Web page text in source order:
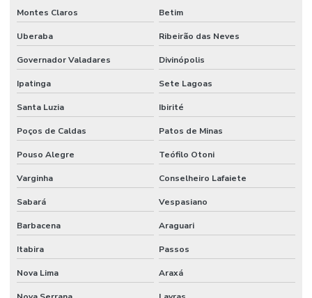
Montes Claros Betim
Uberaba Ribeirão das Neves
Governador Valadares Divinópolis
Ipatinga Sete Lagoas
Santa Luzia Ibirité
Poços de Caldas Patos de Minas
Pouso Alegre Teófilo Otoni
Varginha Conselheiro Lafaiete
Sabará Vespasiano
Barbacena Araguari
Itabira Passos
Nova Lima Araxá